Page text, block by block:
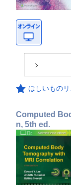
ほしいもの
Computed
n, 5th ed.